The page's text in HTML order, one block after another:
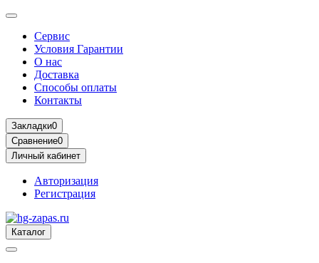
Сервис
Условия Гарантии
О нас
Доставка
Способы оплаты
Контакты
Закладки0
Сравнение0
Личный кабинет
Авторизация
Регистрация
Каталог